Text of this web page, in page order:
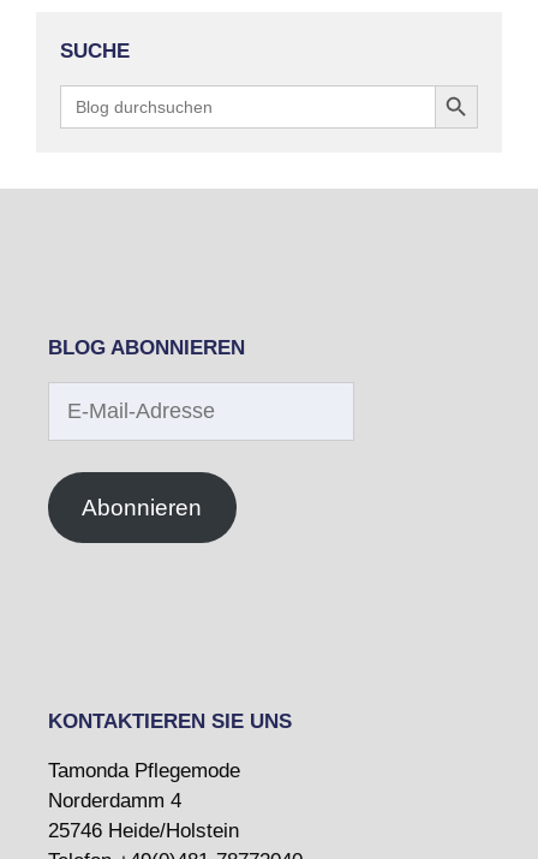
SUCHE
for:
Search Button
BLOG ABONNIEREN
Abonnieren
KONTAKTIEREN SIE UNS
Tamonda Pflegemode
Norderdamm 4
25746 Heide/Holstein